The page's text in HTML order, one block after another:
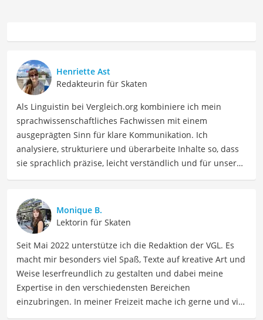
Henriette Ast
Redakteurin für Skaten
Als Linguistin bei Vergleich.org kombiniere ich mein
sprachwissenschaftliches Fachwissen mit einem
ausgeprägten Sinn für klare Kommunikation. Ich
analysiere, strukturiere und überarbeite Inhalte so, dass
sie sprachlich präzise, leicht verständlich und für unsere
beschäftige ich mich gerne mit verschiedenen Hobbys
und Freizeitaktivitäten. Dieses Interesse spiegelt sich in
meinen Beiträgen wider, die sich mit Freizeitideen,
Reiseempfehlungen, Hobbytipps und Anregungen für die
Freizeitgestaltung befassen.
Der Speed-Skates Damen-Vergleich ist aus unserer Sicht
besonders empfehlenswert fürInliner-Fahrerinnen
Monique B.
Lektorin für Skaten
Seit Mai 2022 unterstütze ich die Redaktion der VGL. Es
macht mir besonders viel Spaß, Texte auf kreative Art und
Weise leserfreundlich zu gestalten und dabei meine
Expertise in den verschiedensten Bereichen
einzubringen. In meiner Freizeit mache ich gerne und viel